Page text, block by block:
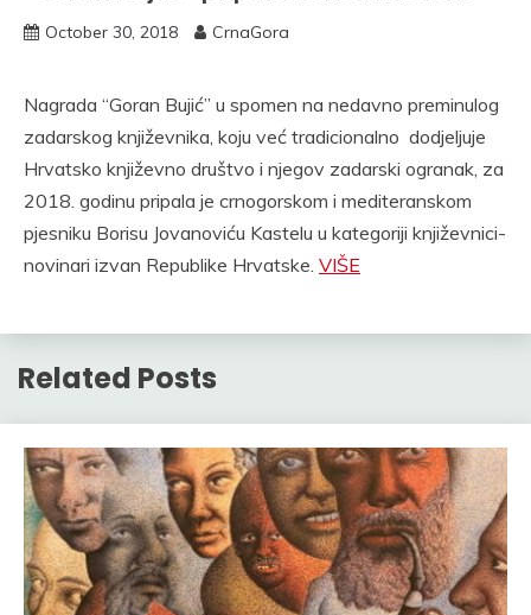
October 30, 2018 CrnaGora
Nagrada “Goran Bujić” u spomen na nedavno preminulog
zadarskog književnika, koju već tradicionalno dodjeljuje
Hrvatsko književno društvo i njegov zadarski ogranak, za
2018. godinu pripala je crnogorskom i mediteranskom
pjesniku Borisu Jovanoviću Kastelu u kategoriji književnici-
novinari izvan Republike Hrvatske. VIŠE
Related Posts